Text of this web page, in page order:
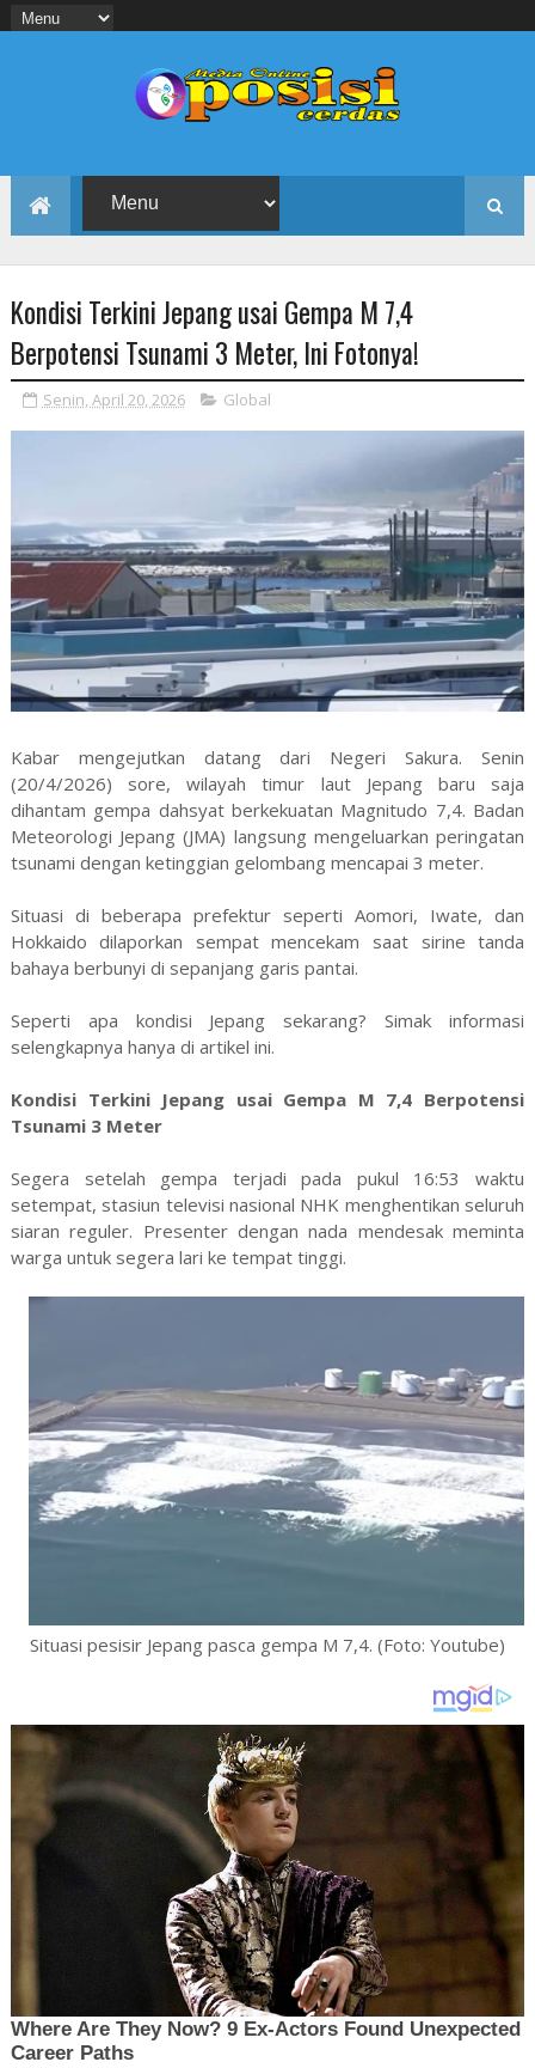
Kondisi Terkini Jepang usai Gempa M 7,4
Berpotensi Tsunami 3 Meter, Ini Fotonya!
Senin, April 20, 2026 Global
Kabar mengejutkan datang dari Negeri Sakura. Senin
(20/4/2026) sore, wilayah timur laut Jepang baru saja
dihantam gempa dahsyat berkekuatan Magnitudo 7,4. Badan
Meteorologi Jepang (JMA) langsung mengeluarkan peringatan
tsunami dengan ketinggian gelombang mencapai 3 meter.
Situasi di beberapa prefektur seperti Aomori, Iwate, dan
Hokkaido dilaporkan sempat mencekam saat sirine tanda
bahaya berbunyi di sepanjang garis pantai.
Seperti apa kondisi Jepang sekarang? Simak informasi
selengkapnya hanya di artikel ini.
Kondisi Terkini Jepang usai Gempa M 7,4 Berpotensi
Tsunami 3 Meter
Segera setelah gempa terjadi pada pukul 16:53 waktu
setempat, stasiun televisi nasional NHK menghentikan seluruh
siaran reguler. Presenter dengan nada mendesak meminta
warga untuk segera lari ke tempat tinggi.
Situasi pesisir Jepang pasca gempa M 7,4. (Foto: Youtube)